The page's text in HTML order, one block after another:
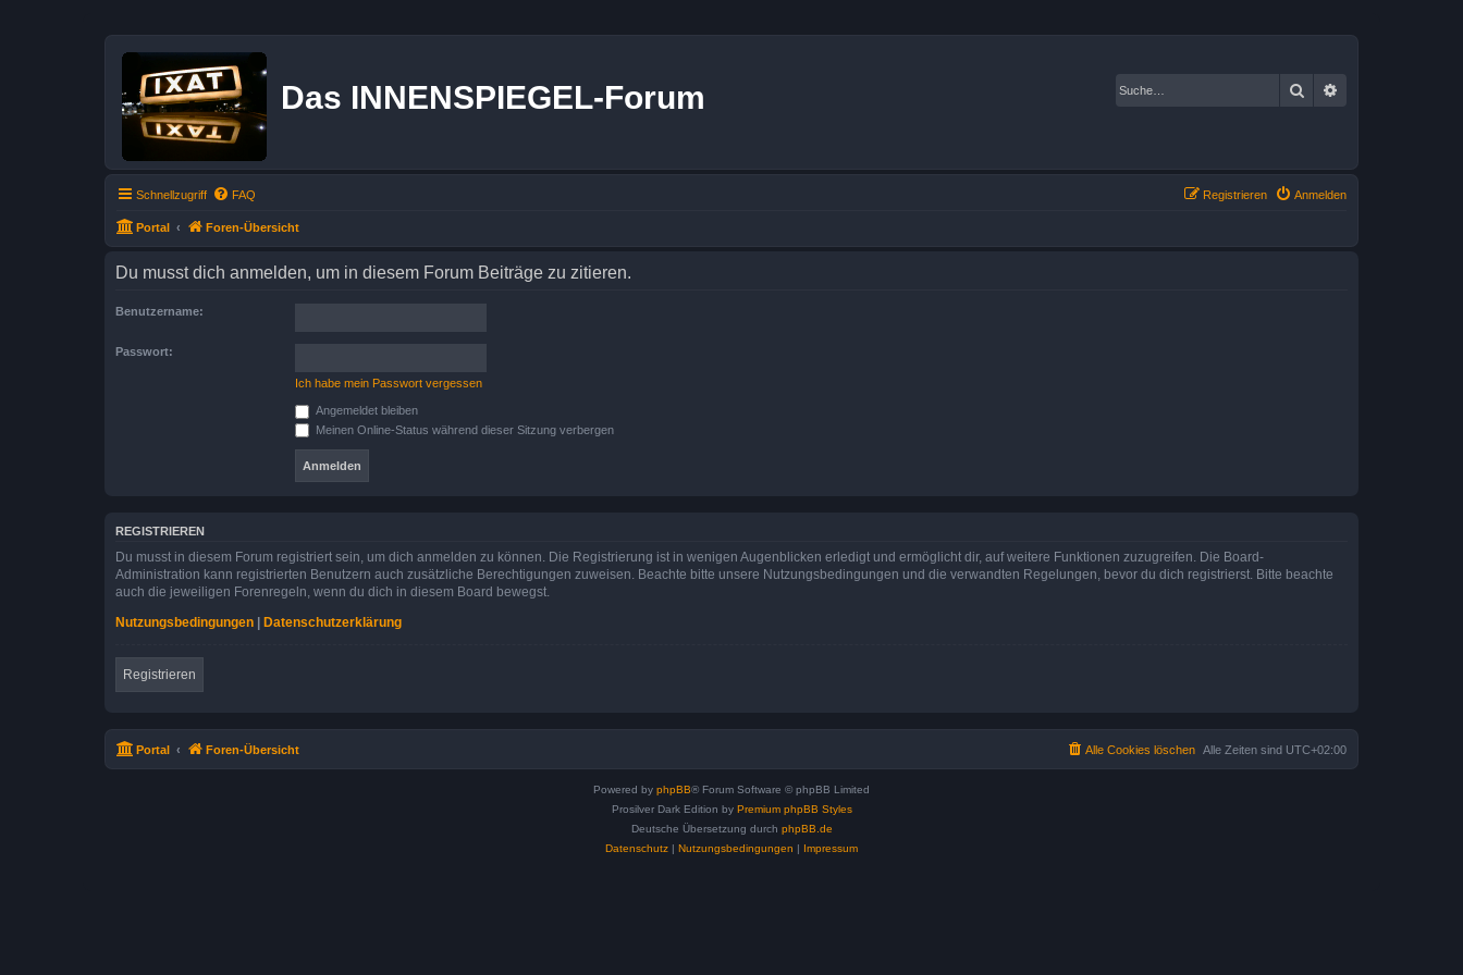
Das INNENSPIEGEL-Forum Suche
Schnellzugriff FAQ Anmelden
Registrieren
Portal Foren-Übersicht
Du musst dich anmelden, um in diesem Forum Beiträge zu zitieren.
Benutzername:
Passwort:
Ich habe mein Passwort vergessen
Angemeldet bleiben
Meinen Online-Status während dieser Sitzung verbergen
REGISTRIEREN
Du musst in diesem Forum registriert sein, um dich anmelden zu können. Die Registrierung ist in wenigen Augenblicken erledigt und ermöglicht dir, auf weitere Funktionen zuzugreifen. Die Board-
Administration kann registrierten Benutzern auch zusätzliche Berechtigungen zuweisen. Beachte bitte unsere Nutzungsbedingungen und die verwandten Regelungen, bevor du dich registrierst. Bitte beachte
auch die jeweiligen Forenregeln, wenn du dich in diesem Board bewegst.
Nutzungsbedingungen | Datenschutzerklärung
Registrieren
Portal Foren-Übersicht Alle Zeiten sind UTC+02:00
Alle Cookies löschen
Powered by phpBB® Forum Software © phpBB Limited
Prosilver Dark Edition by Premium phpBB Styles
Deutsche Übersetzung durch phpBB.de
Datenschutz | Nutzungsbedingungen | Impressum